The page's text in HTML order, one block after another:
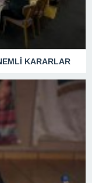
KARARLAR